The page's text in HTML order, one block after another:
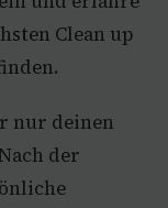
Clean up
nur deinen
der